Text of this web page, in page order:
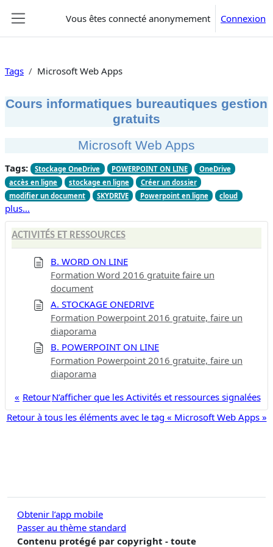
Vous êtes connecté anonymement Connexion
Tags Microsoft Web Apps
Cours informatiques bureautiques gestion
gratuits
Microsoft Web Apps
Tags: Stockage OneDrive POWERPOINT ON LINE
OneDrive
accès en ligne
stockage en ligne
Créer un dossier
modifier un document
SKYDRIVE Powerpoint en ligne cloud
plus…
ACTIVITÉS ET RESSOURCES
B. WORD ON LINE
Formation Word 2016 gratuite faire un
document
A. STOCKAGE ONEDRIVE
Formation Powerpoint 2016 gratuite, faire un
diaporama
B. POWERPOINT ON LINE
Formation Powerpoint 2016 gratuite, faire un
diaporama
RetourN’afficher que les Activités et ressources signalées
Retour à tous les éléments avec le tag « Microsoft Web Apps »
Obtenir l’app mobile
Passer au thème standard
Contenu protégé par copyright - toute